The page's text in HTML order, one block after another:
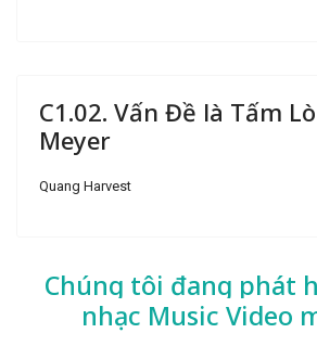
C1.02. Vấn Đề là Tấm
Meyer
Quang Harvest
Chúng tôi đang phát
nhạc Music Video